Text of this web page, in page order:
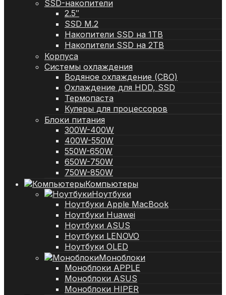
SSD-накопители
2.5″
SSD M.2
Накопители SSD на 1TB
Накопители SSD на 2TB
Корпуса
Системы охлаждения
Водяное охлаждение (СВО)
Охлаждение для HDD, SSD
Термопаста
Кулеры для процессоров
Блоки питания
300W-400W
400W-550W
550W-650W
650W-750W
750W-850W
Компьютеры
Ноутбуки
Ноутбуки Apple MacBook
Ноутбуки Huawei
Ноутбуки ASUS
Ноутбуки LENOVO
Ноутбуки OLED
Моноблоки
Моноблоки APPLE
Моноблоки ASUS
Моноблоки HIPER